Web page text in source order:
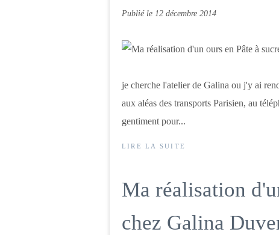
Publié le 12 décembre 2014
je cherche l'atelier de Galina ou j'y ai
aux aléas des transports Parisien, au
gentiment pour...
LIRE LA SUITE
Ma réalisation
chez Galina